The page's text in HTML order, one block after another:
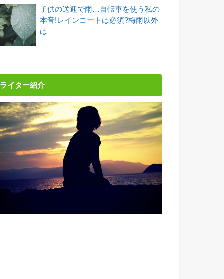
子供の送迎で雨…自転車を使う私の
本音!レインコートは必須?梅雨以外
は
ライター紹介